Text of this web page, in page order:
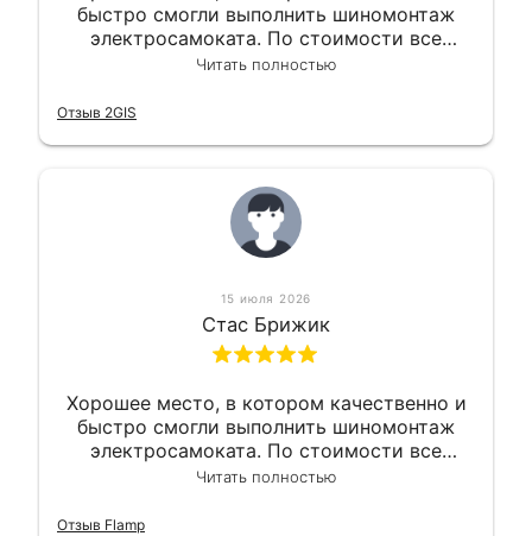
быстро смогли выполнить шиномонтаж
электросамоката. По стоимости все
вышло вообще приемлемо хочу сказать.
Читать полностью
Отзыв 2GIS
15 июля 2026
Стас Брижик
Хорошее место, в котором качественно и
быстро смогли выполнить шиномонтаж
электросамоката. По стоимости все
вышло вообще приемлемо хочу сказать.
Читать полностью
Отзыв Flamp